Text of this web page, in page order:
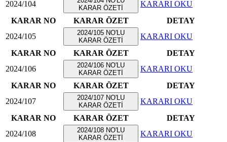
2024/104
KARAR ÖZETİ
KARARI OKU
KARAR NO
KARAR ÖZET
DETAY
2024/105
2024/105 NO'LU
KARAR ÖZETİ
KARARI OKU
KARAR NO
KARAR ÖZET
DETAY
2024/106
2024/106 NO'LU
KARAR ÖZETİ
KARARI OKU
KARAR NO
KARAR ÖZET
DETAY
2024/107
2024/107 NO'LU
KARAR ÖZETİ
KARARI OKU
KARAR NO
KARAR ÖZET
DETAY
2024/108
2024/108 NO'LU
KARAR ÖZETİ
KARARI OKU